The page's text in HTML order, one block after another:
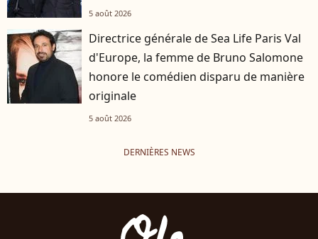
5 août 2026
Directrice générale de Sea Life Paris Val
d'Europe, la femme de Bruno Salomone
honore le comédien disparu de manière
originale
5 août 2026
DERNIÈRES NEWS